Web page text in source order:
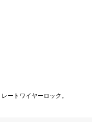
ートワイヤーロック。